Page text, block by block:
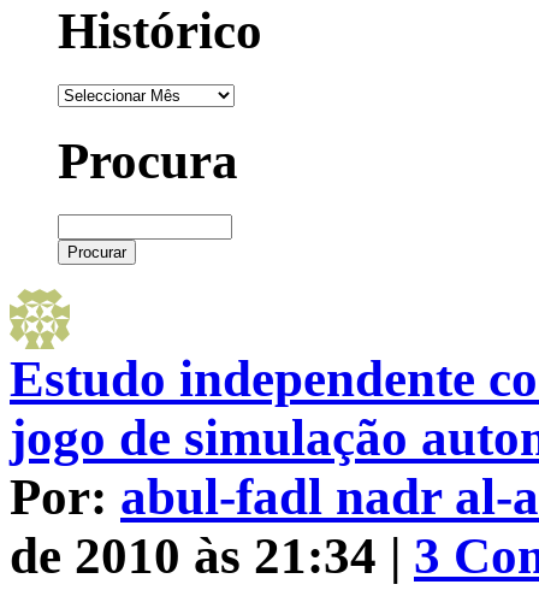
Histórico
Procura
Estudo independente
jogo de simulação
Por: abul-fadl nadr al-
de 2010 às 21:34 | 3